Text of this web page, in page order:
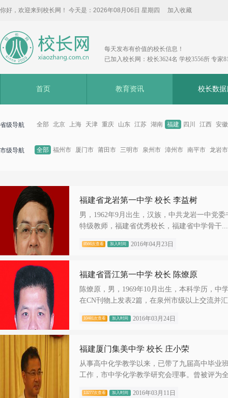
你好，欢迎来到校长网！ 今天是： 2026年08月06日 星期四 加入收藏
每天发布有价值的校长信息！
已加入校长网：校长3624名 学校3556所 专家
首页 教育资讯 校长数据
省级导航 全部 北京 上海 天津 重庆 山东 江苏 湖南 福建 四川 江西 安徽
市级导航 全部 福州市 厦门市 莆田市 三明市 泉州市 漳州市 南平市 龙岩市
福建省龙岩第一中学 校长 李益树
男，1962年9月出生，汉族，中共龙岩一中党
特级教师，福建省优秀校长，福建省中学骨干...
8566次查看 加入时间 2016年04月23日
福建省晋江第一中学 校长 陈燎原
陈燎原，男，1969年10月出生，本科学历，
在CN刊物上发表2篇，在泉州市级以上交流并
10481次查看 加入时间 2016年03月24日
福建厦门集美中学 校长 庄小荣
从事高中化学教学以来，已带了九届高中毕业
工作，市中学化学教学研究会理事。曾被评为
13277次查看 加入时间 2016年03月11日